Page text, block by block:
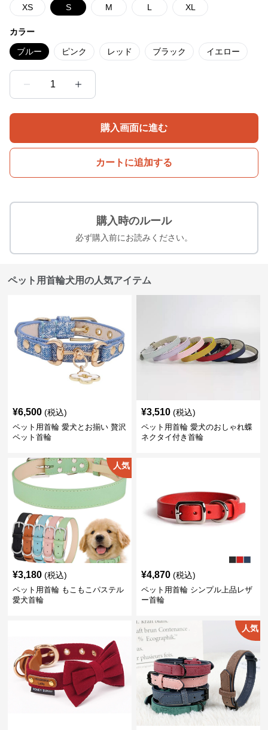
XS S M L XL
カラー
ブルー ピンク レッド ブラック イエロー
1
購入画面に進む
カートに追加する
購入時のルール
必ず購入前にお読みください。
ペット用首輪犬用の人気アイテム
¥6,500 (税込)
ペット用首輪 愛犬とお揃い 贅沢
ペット首輪
¥3,510 (税込)
ペット用首輪 愛犬のおしゃれ蝶
ネクタイ付き首輪
人気
¥3,180 (税込)
ペット用首輪 もこもこパステル
愛犬首輪
¥4,870 (税込)
ペット用首輪 シンプル上品レザ
ー首輪
人気